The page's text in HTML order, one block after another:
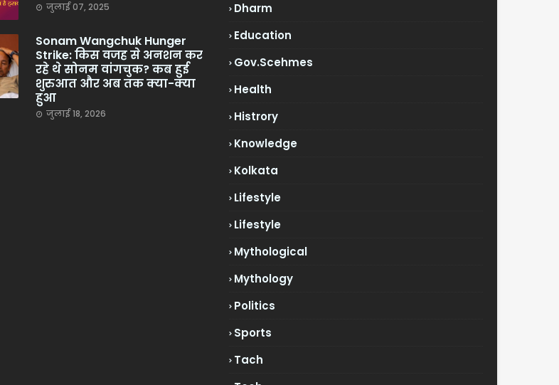
जुलाई 07, 2025
Sonam Wangchuk Hunger
Strike: किस वजह से अनशन कर
रहे थे सोनम वांगचुक? कब हुई
शुरुआत और अब तक क्या-क्या
हुआ
जुलाई 18, 2026
Dharm
Education
Gov.scehmes
Health
Histrory
Knowledge
Kolkata
Lifestyle
Lifestyle
Mythological
Mythology
Politics
Sports
Tach